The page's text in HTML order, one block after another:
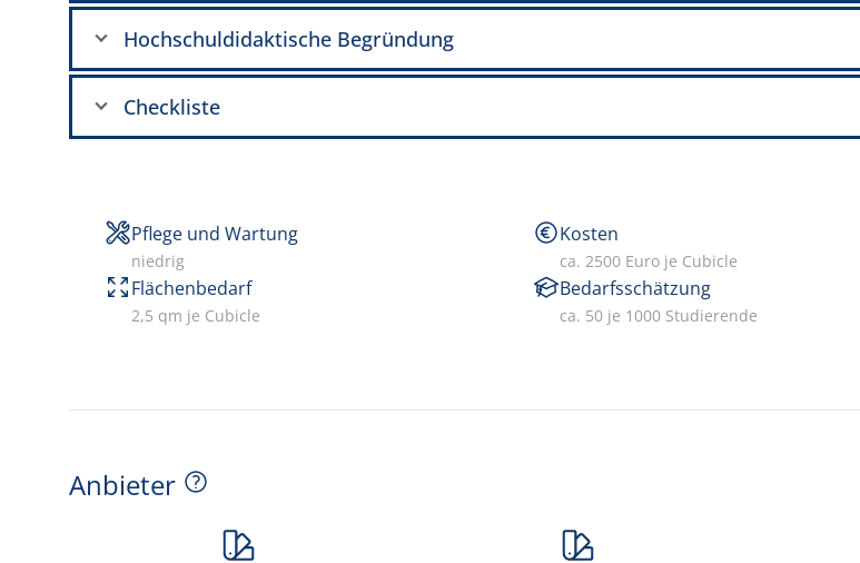
Hochschuldidaktische Begründung
Checkliste
Pflege und Wartung
niedrig
Kosten
ca. 2500 Euro je Cubicle
Flächenbedarf
2,5 qm je Cubicle
Bedarfsschätzung
ca. 50 je 1000 Studierende
Anbieter